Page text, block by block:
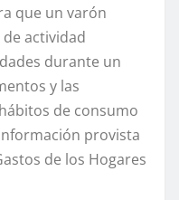
que un varón
actividad
durante un
y las
de consumo
provista
de los Hogares